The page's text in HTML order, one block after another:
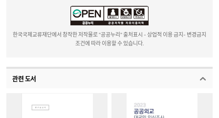
한국국제교류재단에서 창작한 저작물로 "공공누리" 출처표시 - 상업적 이용 금지- 변경금지
조건에 따라 이용할 수 있습니다.
관련 도서